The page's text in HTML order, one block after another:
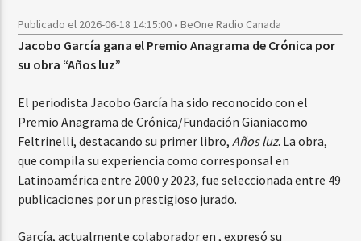
Publicado el 2026-06-18 14:15:00 • BeOne Radio Canada
Jacobo García gana el Premio Anagrama de Crónica por
su obra “Años luz”
El periodista Jacobo García ha sido reconocido con el
Premio Anagrama de Crónica/Fundación Gianiacomo
Feltrinelli, destacando su primer libro,Años luz. La obra,
que compila su experiencia como corresponsal en
Latinoamérica entre 2000 y 2023, fue seleccionada entre 49
publicaciones por un prestigioso jurado.
García, actualmente colaborador en , expresó su